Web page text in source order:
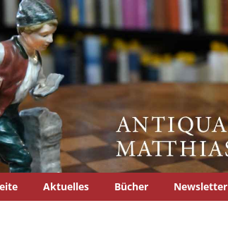
Aktuelles Bücher Newsletter